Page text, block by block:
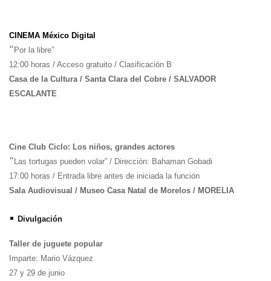
CINEMA México Digital
“ Por la libre”
12:00 horas / Acceso gratuito / Clasificación B
Casa de la Cultura / Santa Clara del Cobre / SALVADOR
ESCALANTE
Cine Club Ciclo: Los niños, grandes actores
“ Las tortugas pueden volar” / Dirección: Bahaman Gobadi
17:00 horas / Entrada libre antes de iniciada la función
Sala Audiovisual / Museo Casa Natal de Morelos / MORELIA
• Divulgación
Taller de juguete popular
Imparte: Mario Vázquez
27 y 29 de junio